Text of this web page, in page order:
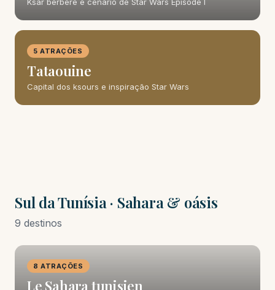
5 ATRAÇÕES
Tataouine
Capital dos ksours e inspiração Star Wars
Sul da Tunísia · Sahara & oásis
9 destinos
8 ATRAÇÕES
Le Sahara tunisien